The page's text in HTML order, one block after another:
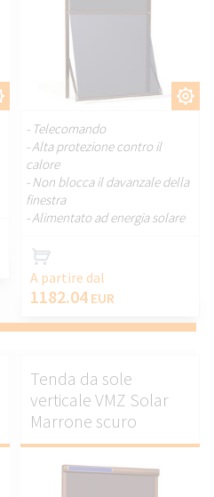
PERSONALIZZARE.
- Telecomando
- Alta protezione contro il
calore
- Non blocca il davanzale della
finestra
- Alimentato ad energia solare
A partire dal
1182.04 EUR
Tenda da sole
verticale VMZ Solar
Marrone scuro